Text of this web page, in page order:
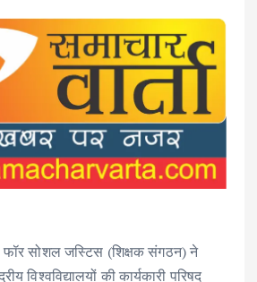
सोशल जस्टिस (शिक्षक संगठन) ने
विश्वविद्यालयों की कार्यकारी परिषद